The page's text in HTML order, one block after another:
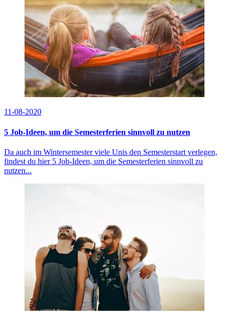
11-08-2020
5 Job-Ideen, um die Semesterferien sinnvoll zu nutzen
Da auch im Wintersemester viele Unis den Semesterstart verlegen,
findest du hier 5 Job-Ideen, um die Semesterferien sinnvoll zu
nutzen...